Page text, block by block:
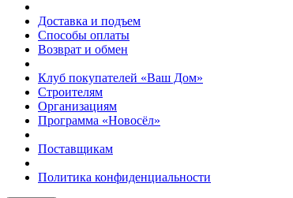
Доставка и подъем
Способы оплаты
Возврат и обмен
Клуб покупателей «Ваш Дом»
Строителям
Организациям
Программа «Новосёл»
Поставщикам
Политика конфиденциальности